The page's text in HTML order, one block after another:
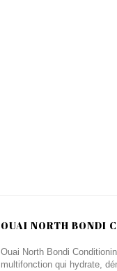
OUAI NORTH BONDI
Ouai North Bondi
multifonction qui hydrate,